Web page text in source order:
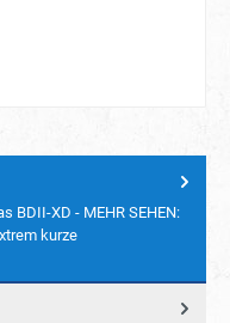
BDII-XD - MEHR SEHEN:
kurze